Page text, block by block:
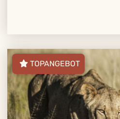
TOPANGEBOT